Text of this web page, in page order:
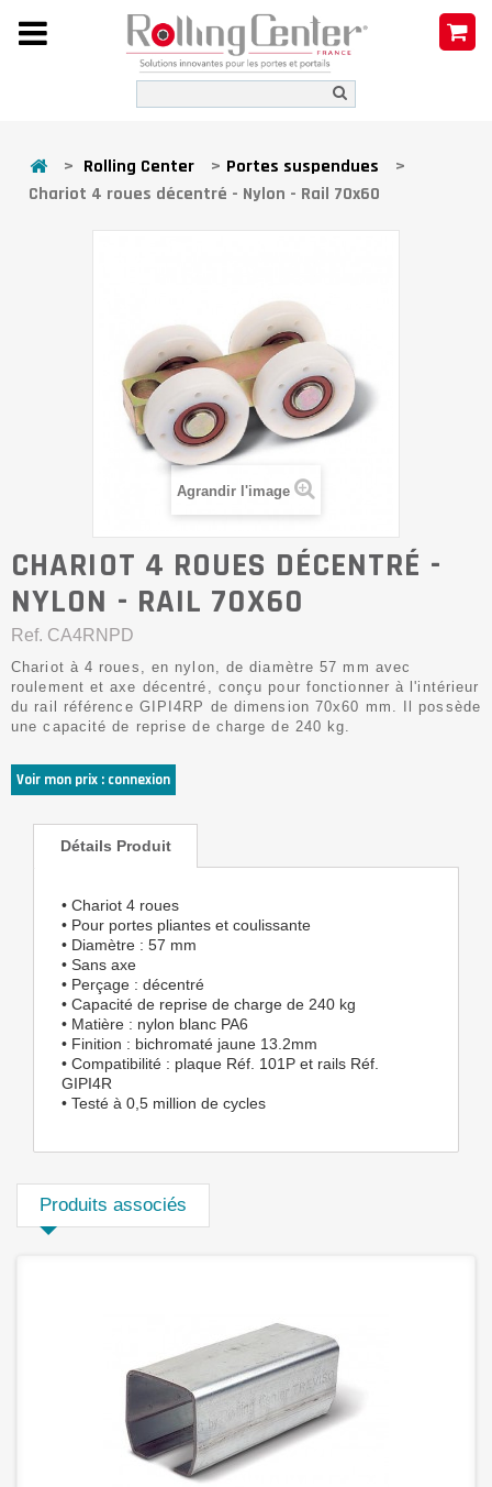
> Rolling Center > Portes suspendues
>
Chariot 4 roues décentré - Nylon - Rail 70x60
Agrandir l'image
CHARIOT 4 ROUES DÉCENTRÉ -
NYLON - RAIL 70X60
Ref. CA4RNPD
Chariot à 4 roues, en nylon, de diamètre 57 mm avec
roulement et axe décentré, conçu pour fonctionner à l'intérieur
du rail référence GIPI4RP de dimension 70x60 mm. Il possède
une capacité de reprise de charge de 240 kg.
Voir mon prix : connexion
Détails Produit
• Chariot 4 roues
• Pour portes pliantes et coulissante
• Diamètre : 57 mm
• Sans axe
• Perçage : décentré
• Capacité de reprise de charge de 240 kg
• Matière : nylon blanc PA6
• Finition : bichromaté jaune 13.2mm
• Compatibilité : plaque Réf. 101P et rails Réf.
GIPI4R
• Testé à 0,5 million de cycles
Produits associés